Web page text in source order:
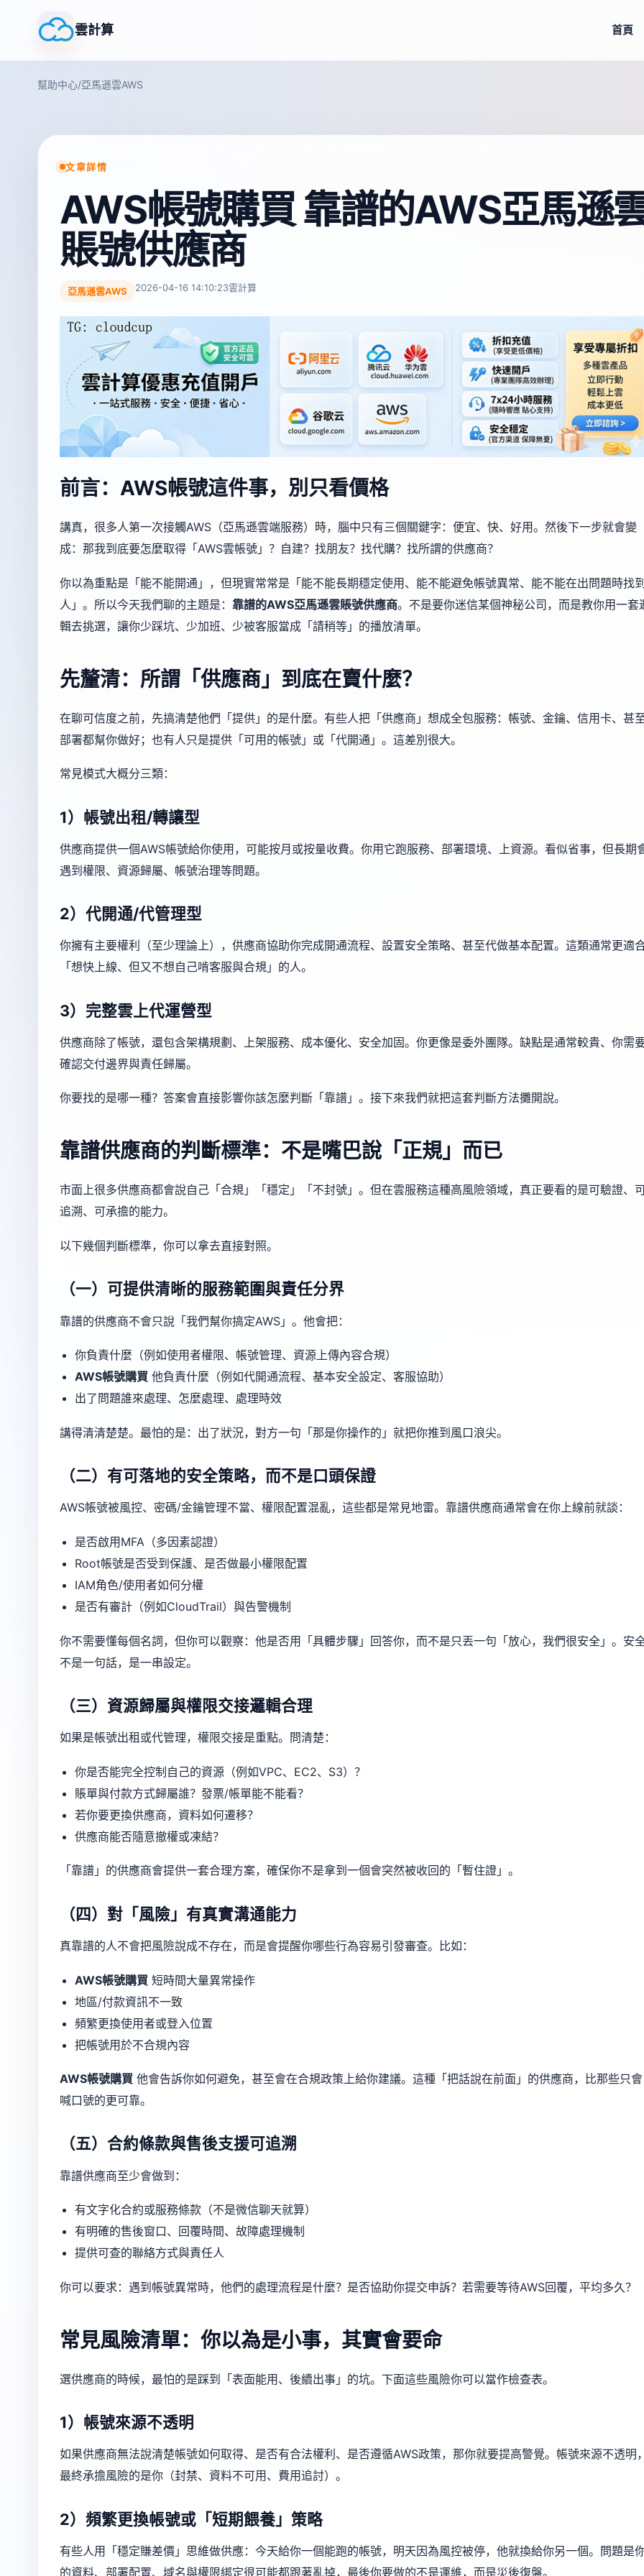
雲計算 首頁
幫助中心/亞馬遜雲AWS
文章詳情
AWS帳號購買 靠譜的AWS亞馬遜
賬號供應商
亞馬遜雲AWS 2026-04-16 14:10:23雲計算
前言：AWS帳號這件事，別只看價格
講真，很多人第一次接觸AWS（亞馬遜雲端服務）時，腦中只有三個關鍵字：便宜、快、好用。然後下一步就會變
成：那我到底要怎麼取得「AWS雲帳號」？自建？找朋友？找代購？找所謂的供應商？
你以為重點是「能不能開通」，但現實常常是「能不能長期穩定使用、能不能避免帳號異常、能不能在出問題時找
人」。所以今天我們聊的主題是： 靠譜的AWS亞馬遜雲賬號供應商。不是要你迷信某個神秘公司，而是教你用一套
輯去挑選，讓你少踩坑、少加班、少被客服當成「請稍等」的播放清單。
先釐清：所謂「供應商」到底在賣什麼？
在聊可信度之前，先搞清楚他們「提供」的是什麼。有些人把「供應商」想成全包服務：帳號、金鑰、信用卡、甚
部署都幫你做好；也有人只是提供「可用的帳號」或「代開通」。這差別很大。
常見模式大概分三類：
1）帳號出租/轉讓型
供應商提供一個AWS帳號給你使用，可能按月或按量收費。你用它跑服務、部署環境、上資源。看似省事，但長期
遇到權限、資源歸屬、帳號治理等問題。
2）代開通/代管理型
你擁有主要權利（至少理論上），供應商協助你完成開通流程、設置安全策略、甚至代做基本配置。這類通常更適
「想快上線、但又不想自己啃客服與合規」的人。
3）完整雲上代運營型
供應商除了帳號，還包含架構規劃、上架服務、成本優化、安全加固。你更像是委外團隊。缺點是通常較貴、你需
確認交付邊界與責任歸屬。
你要找的是哪一種？答案會直接影響你該怎麼判斷「靠譜」。接下來我們就把這套判斷方法攤開說。
靠譜供應商的判斷標準：不是嘴巴說「正規」而已
市面上很多供應商都會說自己「合規」「穩定」「不封號」。但在雲服務這種高風險領域，真正要看的是可驗證、
追溯、可承擔的能力。
以下幾個判斷標準，你可以拿去直接對照。
（一）可提供清晰的服務範圍與責任分界
靠譜的供應商不會只說「我們幫你搞定AWS」。他會把：
你負責什麼（例如使用者權限、帳號管理、資源上傳內容合規）
AWS帳號購買 他負責什麼（例如代開通流程、基本安全設定、客服協助）
出了問題誰來處理、怎麼處理、處理時效
講得清清楚楚。最怕的是：出了狀況，對方一句「那是你操作的」就把你推到風口浪尖。
（二）有可落地的安全策略，而不是口頭保證
AWS帳號被風控、密碼/金鑰管理不當、權限配置混亂，這些都是常見地雷。靠譜供應商通常會在你上線前就談：
是否啟用MFA（多因素認證）
Root帳號是否受到保護、是否做最小權限配置
IAM角色/使用者如何分權
是否有審計（例如CloudTrail）與告警機制
你不需要懂每個名詞，但你可以觀察：他是否用「具體步驟」回答你，而不是只丟一句「放心，我們很安全」。安
不是一句話，是一串設定。
（三）資源歸屬與權限交接邏輯合理
如果是帳號出租或代管理，權限交接是重點。問清楚：
你是否能完全控制自己的資源（例如VPC、EC2、S3）？
賬單與付款方式歸屬誰？發票/帳單能不能看？
若你要更換供應商，資料如何遷移？
供應商能否隨意撤權或凍結？
「靠譜」的供應商會提供一套合理方案，確保你不是拿到一個會突然被收回的「暫住證」。
（四）對「風險」有真實溝通能力
真靠譜的人不會把風險說成不存在，而是會提醒你哪些行為容易引發審查。比如：
AWS帳號購買 短時間大量異常操作
地區/付款資訊不一致
頻繁更換使用者或登入位置
把帳號用於不合規內容
AWS帳號購買 他會告訴你如何避免，甚至會在合規政策上給你建議。這種「把話說在前面」的供應商，比那些只會
喊口號的更可靠。
（五）合約條款與售後支援可追溯
靠譜供應商至少會做到：
有文字化合約或服務條款（不是微信聊天就算）
有明確的售後窗口、回覆時間、故障處理機制
提供可查的聯絡方式與責任人
你可以要求：遇到帳號異常時，他們的處理流程是什麼？是否協助你提交申訴？若需要等待AWS回覆，平均多久？
常見風險清單：你以為是小事，其實會要命
選供應商的時候，最怕的是踩到「表面能用、後續出事」的坑。下面這些風險你可以當作檢查表。
1）帳號來源不透明
如果供應商無法說清楚帳號如何取得、是否有合法權利、是否遵循AWS政策，那你就要提高警覺。帳號來源不透明
最終承擔風險的是你（封禁、資料不可用、費用追討）。
2）頻繁更換帳號或「短期餵養」策略
有些人用「穩定賺差價」思維做供應：今天給你一個能跑的帳號，明天因為風控被停，他就換給你另一個。問題是
的資料、部署配置、域名與權限綁定很可能都跟著亂掉，最後你要做的不是運維，而是災後復盤。